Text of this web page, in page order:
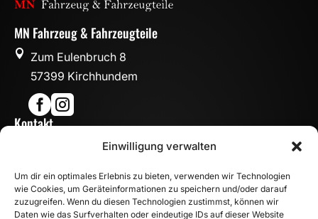
Einwilligung verwalten
Um dir ein optimales Erlebnis zu bieten, verwenden wir Technologien
wie Cookies, um Geräteinformationen zu speichern und/oder darauf
zuzugreifen. Wenn du diesen Technologien zustimmst, können wir
Daten wie das Surfverhalten oder eindeutige IDs auf dieser Website
MN Fahrzeug & Fahrzeugteile

Zum Eulenbruch 8
57399 Kirchhundem

Kontakt
info@mn-fahrzeugteile.de
 WhatsApp
Öffnungszeiten